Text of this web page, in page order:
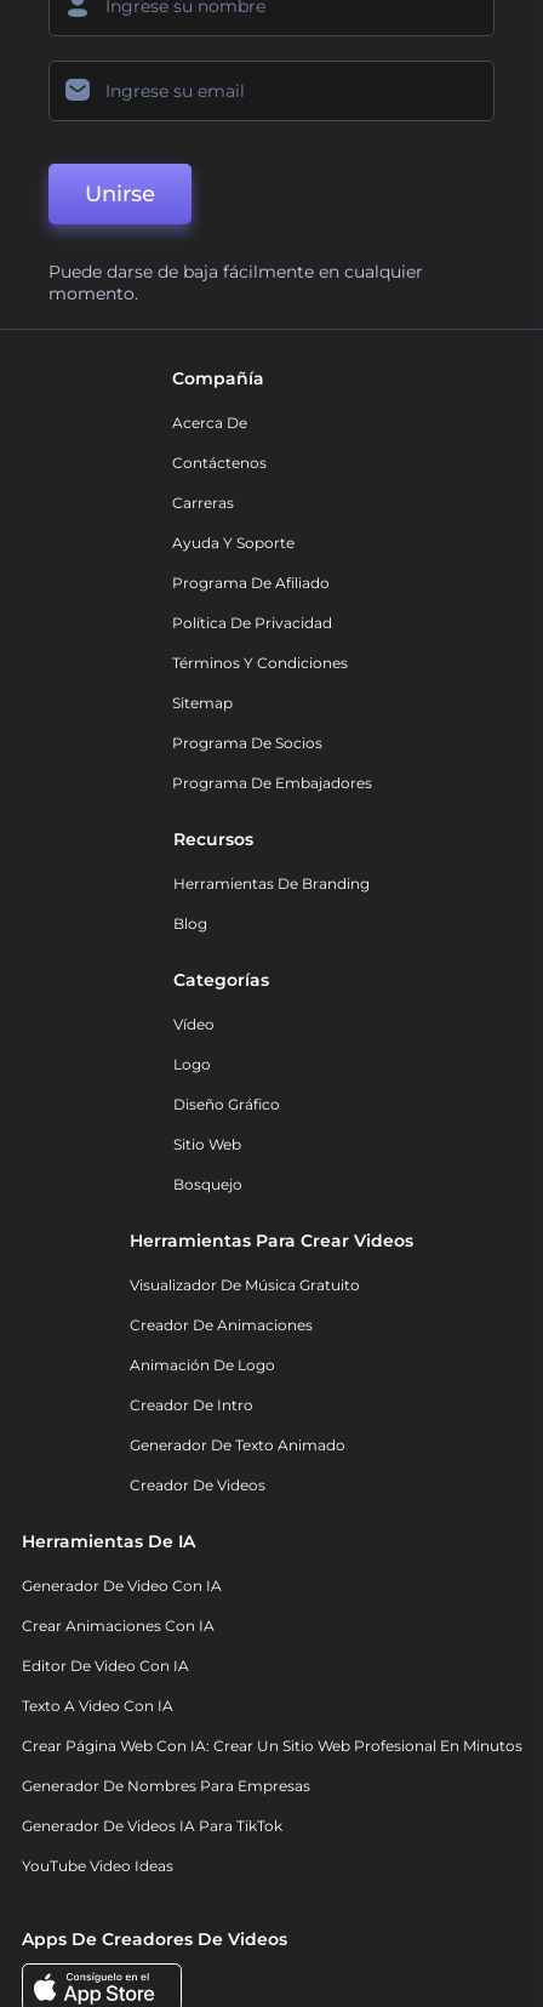
Unirse
Puede darse de baja fácilmente en cualquier
momento.
Compañía
Acerca De
Contáctenos
Carreras
Ayuda Y Soporte
Programa De Afiliado
Política De Privacidad
Términos Y Condiciones
Sitemap
Programa De Socios
Programa De Embajadores
Recursos
Herramientas De Branding
Blog
Categorías
Vídeo
Logo
Diseño Gráfico
Sitio Web
Bosquejo
Herramientas Para Crear Videos
Visualizador De Música Gratuito
Creador De Animaciones
Animación De Logo
Creador De Intro
Generador De Texto Animado
Creador De Videos
Herramientas De IA
Generador De Video Con IA
Crear Animaciones Con IA
Editor De Video Con IA
Texto A Video Con IA
Crear Página Web Con IA: Crear Un Sitio Web Profesional En Minutos
Generador De Nombres Para Empresas
Generador De Videos IA Para TikTok
YouTube Video Ideas
Apps De Creadores De Videos